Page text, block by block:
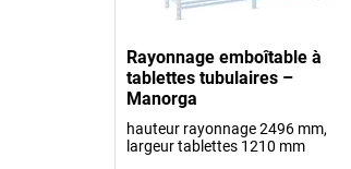
Rayonnage emboîtable à
tablettes tubulaires –
Manorga
hauteur rayonnage 2496 mm,
largeur tablettes 1210 mm